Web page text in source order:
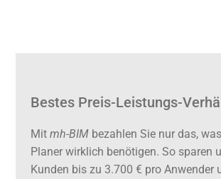
Bestes Preis-Leistungs-
Mitmh-BIM bezahlen Sie nur das,
Planer wirklich benötigen. So sparen
Kunden bis zu 3.700 € pro Anwender